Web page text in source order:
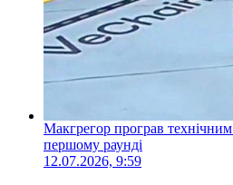
Макгрегор програв
першому раунді
12.07.2026, 9:59